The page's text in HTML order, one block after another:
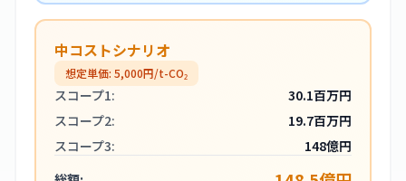
中コストシナリオ
想定単価: 5,000円/t-CO₂
スコープ1:
30.1百万円
スコープ2:
19.7百万円
スコープ3:
148億円